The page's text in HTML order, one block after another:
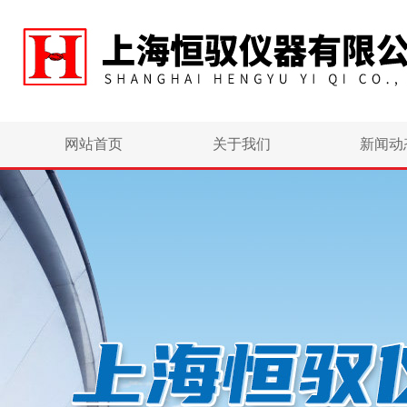
网站首页 关于我们 新闻动